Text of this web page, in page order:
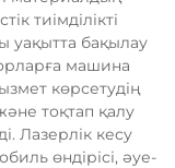
тиімділікті
уақытта бақылау
машина
көрсетудің
тоқтап қалу
Лазерлік кесу
өндірісі, әуе-